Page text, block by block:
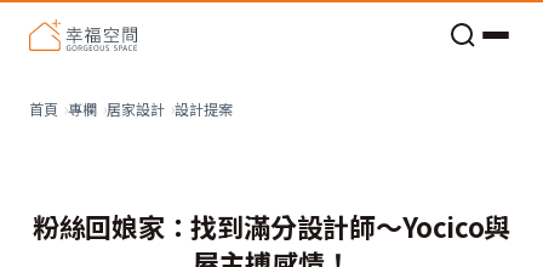
首頁 專欄 居家設計 設計提案
粉絲回娘家：找到滿分設計師〜Yocico與